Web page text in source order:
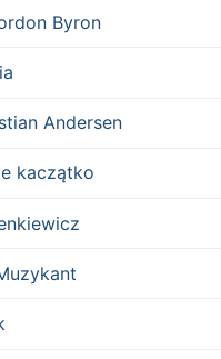
Byron
Andersen
kaczątko